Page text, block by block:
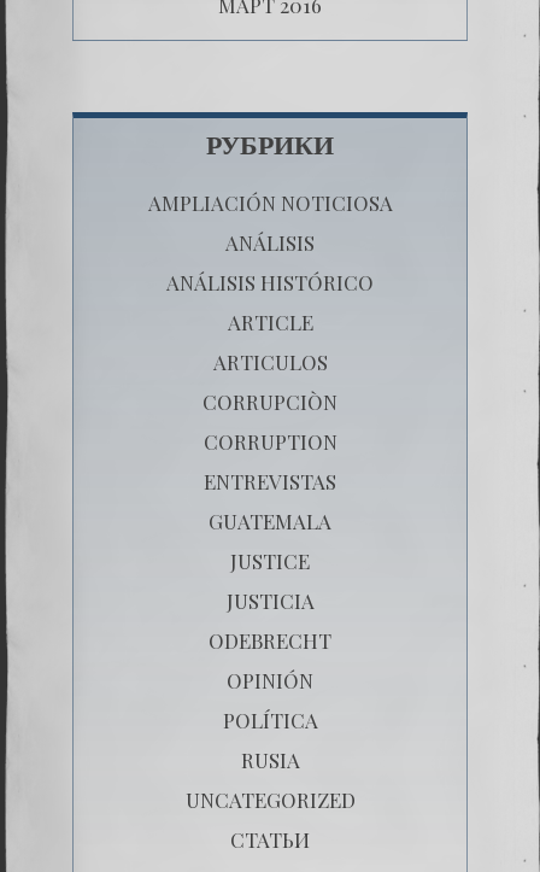
РУБРИКИ
AMPLIACIÓN NOTICIOSA
ANÁLISIS
ANÁLISIS HISTÓRICO
ARTICLE
ARTICULOS
CORRUPCIÒN
CORRUPTION
ENTREVISTAS
GUATEMALA
JUSTICE
JUSTICIA
ODEBRECHT
OPINIÓN
POLÍTICA
RUSIA
UNCATEGORIZED
СТАТЬИ